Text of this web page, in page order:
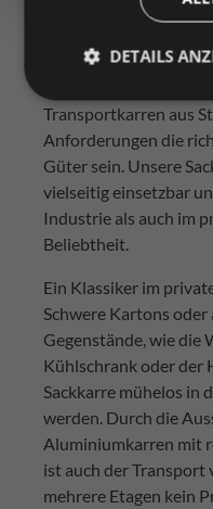
Transportkarren aus
Anforderungen die
Güter sein. Unsere
vielseitig einsetzbar
Industrie als auch im
Beliebtheit.
Ein Klassiker im
Schwere Kartons
Gegenstände, wie die
Kühlschrank oder der
Sackkarre mühelos in
werden. Durch die
Aluminiumkarren mit
ist auch der Transport
mehrere Etagen kein
DETAILS